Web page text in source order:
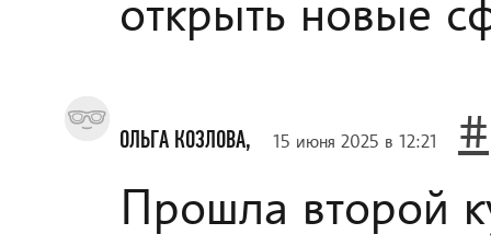
открыть новые
ОЛЬГА КОЗЛОВА, 15 июня 2025 в 12:21 #
Прошла второй